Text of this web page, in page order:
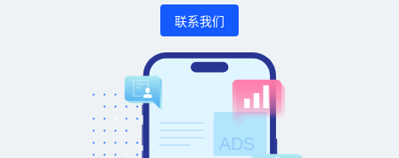
联系我们